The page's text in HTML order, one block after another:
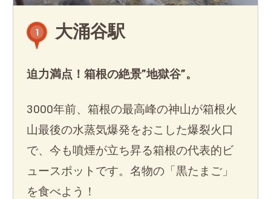
1 大涌谷駅
迫力満点！箱根の絶景”地獄谷”。
3000年前、箱根の最高峰の神山が箱根火
山最後の水蒸気爆発をおこした爆裂火口
で、今も噴煙が立ち昇る箱根の代表的ビ
ュースポットです。名物の「黒たまご」
を食べよう！